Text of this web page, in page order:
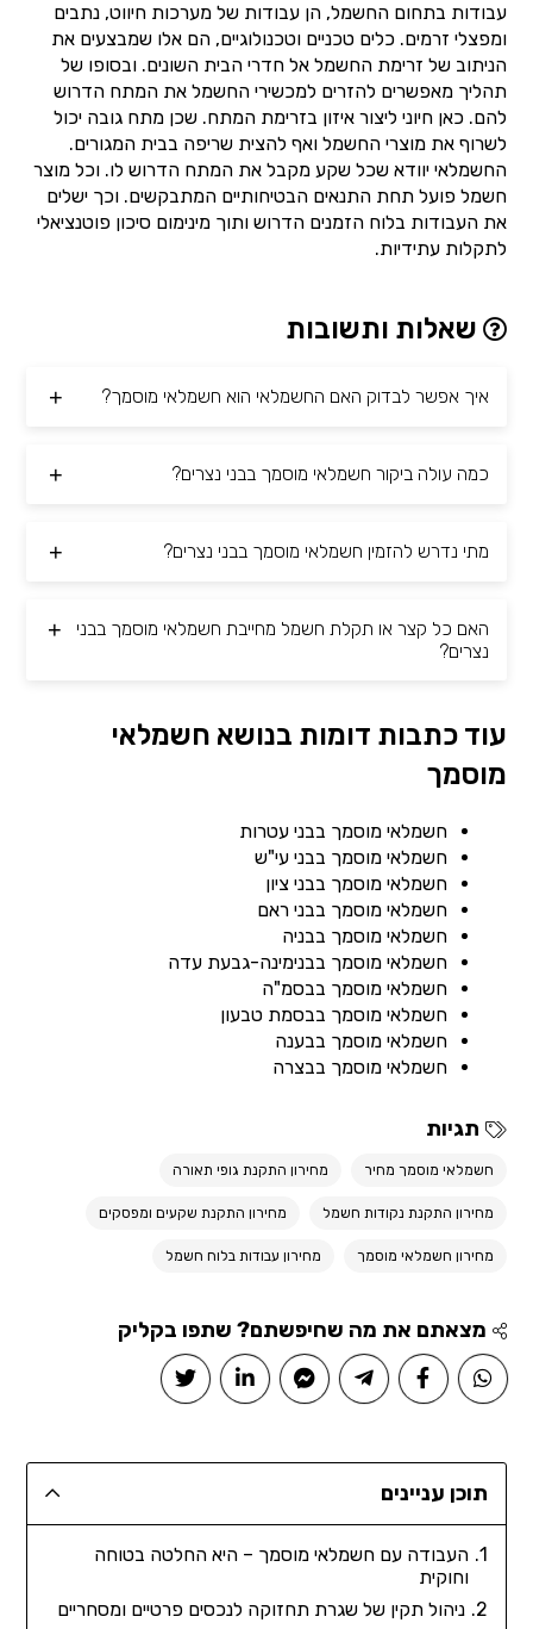
עבודות בתחום החשמל, הן עבודות של מערכות חיווט, נתבים
ומפצלי זרמים. כלים טכניים וטכנולוגיים, הם אלו שמבצעים את
הניתוב של זרימת החשמל אל חדרי הבית השונים. ובסופו של
תהליך מאפשרים להזרים למכשירי החשמל את המתח הדרוש
להם. כאן חיוני ליצור איזון בזרימת המתח. שכן מתח גובה יכול
לשרוף את מוצרי החשמל ואף להצית שריפה בבית המגורים.
החשמלאי יוודא שכל שקע מקבל את המתח הדרוש לו. וכל מוצר
חשמל פועל תחת התנאים הבטיחותיים המתבקשים. וכך ישלים
את העבודות בלוח הזמנים הדרוש ותוך מינימום סיכון פוטנציאלי
לתקלות עתידיות.
שאלות ותשובות
איך אפשר לבדוק האם החשמלאי הוא חשמלאי מוסמך?
כמה עולה ביקור חשמלאי מוסמך בבני נצרים?
מתי נדרש להזמין חשמלאי מוסמך בבני נצרים?
האם כל קצר או תקלת חשמל מחייבת חשמלאי מוסמך בבני
נצרים?
עוד כתבות דומות בנושא חשמלאי
מוסמך
חשמלאי מוסמך בבני עטרות
חשמלאי מוסמך בבני עי"ש
חשמלאי מוסמך בבני ציון
חשמלאי מוסמך בבני ראם
חשמלאי מוסמך בבניה
חשמלאי מוסמך בבנימינה-גבעת עדה
חשמלאי מוסמך בבסמ"ה
חשמלאי מוסמך בבסמת טבעון
חשמלאי מוסמך בבענה
חשמלאי מוסמך בבצרה
תגיות
חשמלאי מוסמך מחיר מחירון התקנת גופי תאורה
מחירון התקנת נקודות חשמל מחירון התקנת שקעים ומפסקים
מחירון חשמלאי מוסמך מחירון עבודות בלוח חשמל
מצאתם את מה שחיפשתם? שתפו בקליק
תוכן עניינים
העבודה עם חשמלאי מוסמך – היא החלטה בטוחה
וחוקית
ניהול תקין של שגרת תחזוקה לנכסים פרטיים ומסחריים